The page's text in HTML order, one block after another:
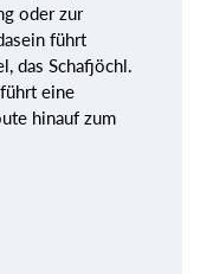
oder zur
führt
das Schafjöchl.
eine
hinauf zum